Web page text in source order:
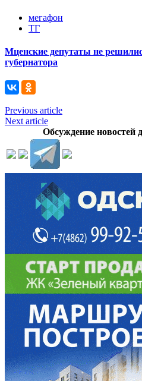
мегафон
ТГ
Мценские депутаты не
губернатора
Previous article
Next article
Обсуждение новостей